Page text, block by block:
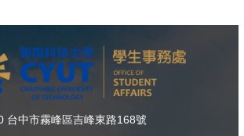
台中市霧峰區吉峰東路168號